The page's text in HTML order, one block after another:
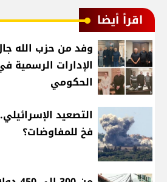
اقرأ أيضا
وفد من حزب الله
الإدارات الرسمية
الحكومي
التصعيد
فخ للمفاوضات؟